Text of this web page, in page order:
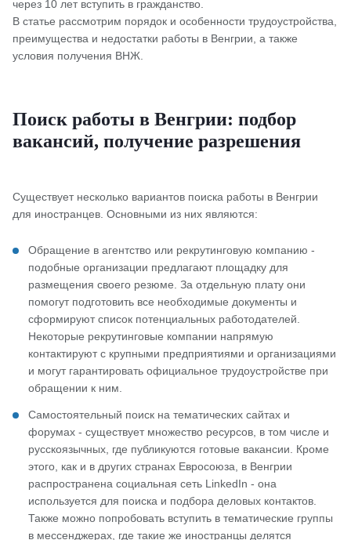
через 10 лет вступить в гражданство.
В статье рассмотрим порядок и особенности трудоустройства,
преимущества и недостатки работы в Венгрии, а также
условия получения ВНЖ.
Поиск работы в Венгрии: подбор
вакансий, получение разрешения
Существует несколько вариантов поиска работы в Венгрии
для иностранцев. Основными из них являются:
Обращение в агентство или рекрутинговую компанию -
подобные организации предлагают площадку для
размещения своего резюме. За отдельную плату они
помогут подготовить все необходимые документы и
сформируют список потенциальных работодателей.
Некоторые рекрутинговые компании напрямую
контактируют с крупными предприятиями и организациями
и могут гарантировать официальное трудоустройстве при
обращении к ним.
Самостоятельный поиск на тематических сайтах и
форумах - существует множество ресурсов, в том числе и
русскоязычных, где публикуются готовые вакансии. Кроме
этого, как и в других странах Евросоюза, в Венгрии
распространена социальная сеть LinkedIn - она
используется для поиска и подбора деловых контактов.
Также можно попробовать вступить в тематические группы
в мессенджерах, где такие же иностранцы делятся